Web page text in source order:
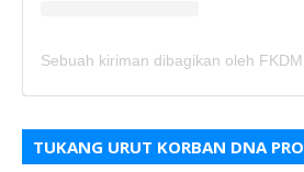
TUKANG URUT KORBAN DNA PRO